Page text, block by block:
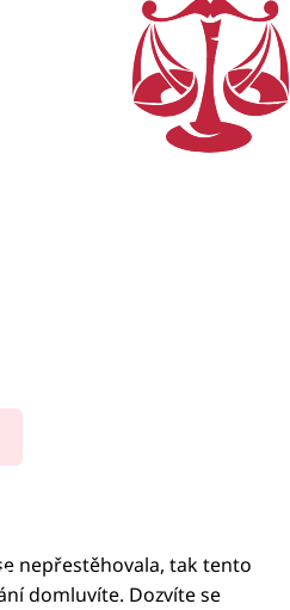
nepřestěhovala, tak tento
domluvíte. Dozvíte se